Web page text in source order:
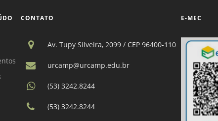
CONTATO
Av. Tupy Silveira, 2099 / CEP 96400-110
urcamp@urcamp.edu.br
(53) 3242.8244
(53) 3242.8244
E-MEC